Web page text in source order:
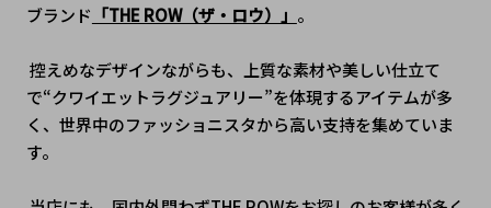
ブランド 「THE ROW（ザ・ロウ）」 。
で“クワイエットラグジュアリー”を体現するアイテムが多
く、世界中のファッショニスタから高い支持を集めていま
す。